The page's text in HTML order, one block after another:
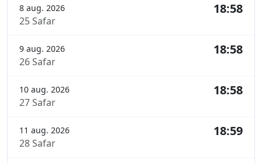
8 aug. 2026
25 Safar
18:58
9 aug. 2026
26 Safar
18:58
10 aug. 2026
27 Safar
18:58
11 aug. 2026
28 Safar
18:59